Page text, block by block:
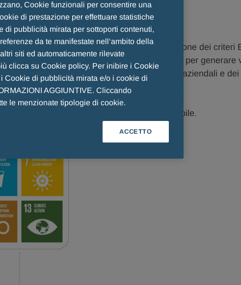
consapevole che favorire l’integrazione dei criteri
di business sia un requisito essenziale per generare
un’analisi comparativa delle attività aziendali e dei
SDGs) fissati al 2030 dalle Nazioni Unite.
a 12 Obiettivi di Sviluppo Sostenibile.
Cookie funzionali per consentire una
di prestazione per effettuare statistiche
di pubblicità mirata per sottoporti contenuti,
da te manifestate nell‘ambito della
siti ed automaticamente rilevate
clicca su Cookie policy. Per inibire i Cookie
Cookie di pubblicità mirata e/o i cookie di
AGGIUNTIVE. Cliccando
le menzionate tipologie di cookie.
ACCETTO